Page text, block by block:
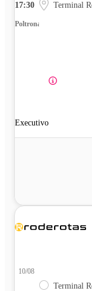
17:30 Terminal
Poltrona
Executivo
10/08
Terminal